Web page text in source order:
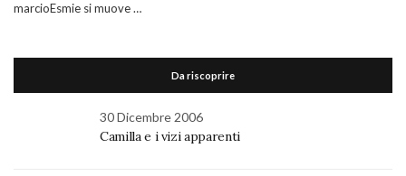
marcioEsmie si muove …
Da riscoprire
30 Dicembre 2006
Camilla e i vizi apparenti